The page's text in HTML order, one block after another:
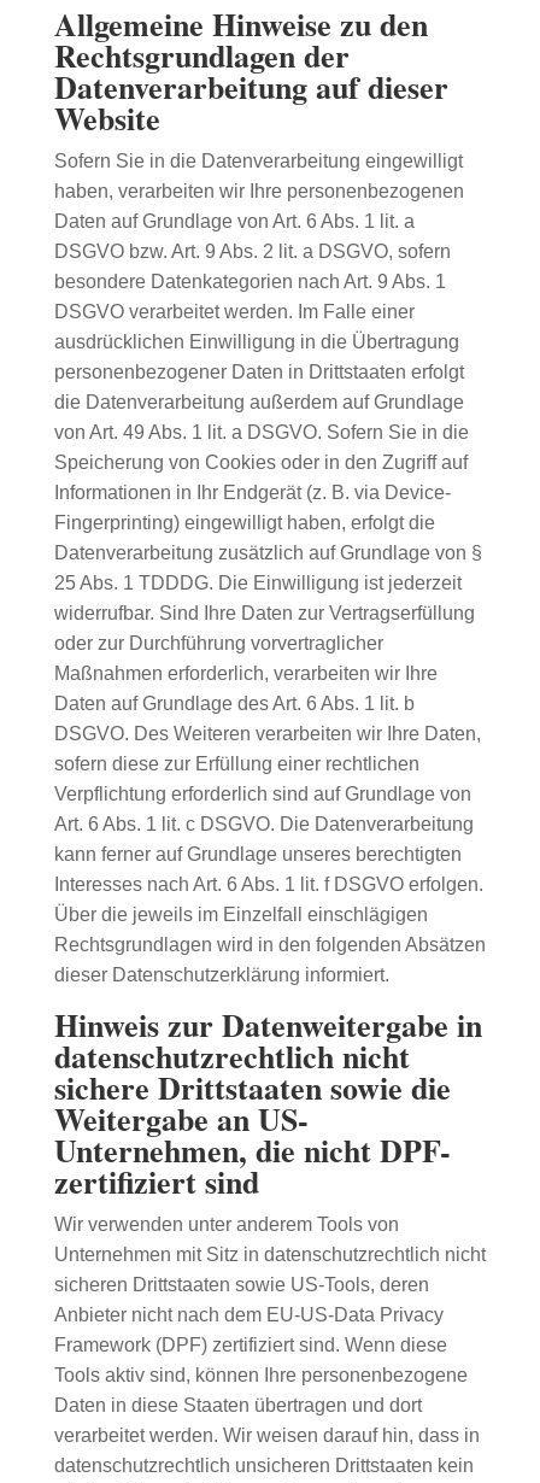
Allgemeine Hinweise zu den
Rechtsgrundlagen der
Datenverarbeitung auf dieser
Website
Sofern Sie in die Datenverarbeitung eingewilligt
haben, verarbeiten wir Ihre personenbezogenen
Daten auf Grundlage von Art. 6 Abs. 1 lit. a
DSGVO bzw. Art. 9 Abs. 2 lit. a DSGVO, sofern
besondere Datenkategorien nach Art. 9 Abs. 1
DSGVO verarbeitet werden. Im Falle einer
ausdrücklichen Einwilligung in die Übertragung
personenbezogener Daten in Drittstaaten erfolgt
die Datenverarbeitung außerdem auf Grundlage
von Art. 49 Abs. 1 lit. a DSGVO. Sofern Sie in die
Speicherung von Cookies oder in den Zugriff auf
Informationen in Ihr Endgerät (z. B. via Device-
Fingerprinting) eingewilligt haben, erfolgt die
Datenverarbeitung zusätzlich auf Grundlage von §
25 Abs. 1 TDDDG. Die Einwilligung ist jederzeit
widerrufbar. Sind Ihre Daten zur Vertragserfüllung
oder zur Durchführung vorvertraglicher
Maßnahmen erforderlich, verarbeiten wir Ihre
Daten auf Grundlage des Art. 6 Abs. 1 lit. b
DSGVO. Des Weiteren verarbeiten wir Ihre Daten,
sofern diese zur Erfüllung einer rechtlichen
Verpflichtung erforderlich sind auf Grundlage von
Art. 6 Abs. 1 lit. c DSGVO. Die Datenverarbeitung
kann ferner auf Grundlage unseres berechtigten
Interesses nach Art. 6 Abs. 1 lit. f DSGVO erfolgen.
Über die jeweils im Einzelfall einschlägigen
Rechtsgrundlagen wird in den folgenden Absätzen
dieser Datenschutzerklärung informiert.
Hinweis zur Datenweitergabe in
datenschutzrechtlich nicht
sichere Drittstaaten sowie die
Weitergabe an US-
Unternehmen, die nicht DPF-
zertifiziert sind
Wir verwenden unter anderem Tools von
Unternehmen mit Sitz in datenschutzrechtlich nicht
sicheren Drittstaaten sowie US-Tools, deren
Anbieter nicht nach dem EU-US-Data Privacy
Framework (DPF) zertifiziert sind. Wenn diese
Tools aktiv sind, können Ihre personenbezogene
Daten in diese Staaten übertragen und dort
verarbeitet werden. Wir weisen darauf hin, dass in
datenschutzrechtlich unsicheren Drittstaaten kein